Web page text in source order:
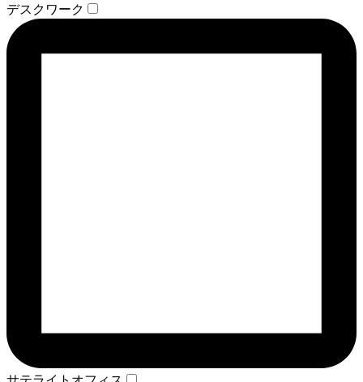
デスクワーク